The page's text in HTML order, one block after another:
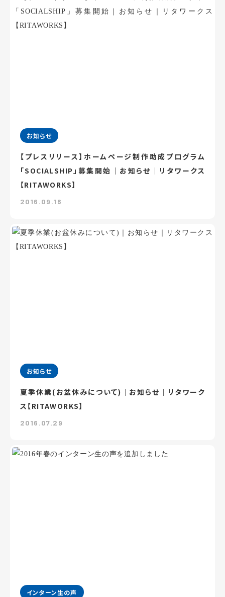
お知らせ
【プレスリリース】ホームページ制作助成プログラム
「SOCIALSHIP」募集開始｜お知らせ｜リタワークス
【RITAWORKS】
2016.09.16
お知らせ
夏季休業(お盆休みについて)｜お知らせ｜リタワーク
ス【RITAWORKS】
2016.07.29
インターン生の声